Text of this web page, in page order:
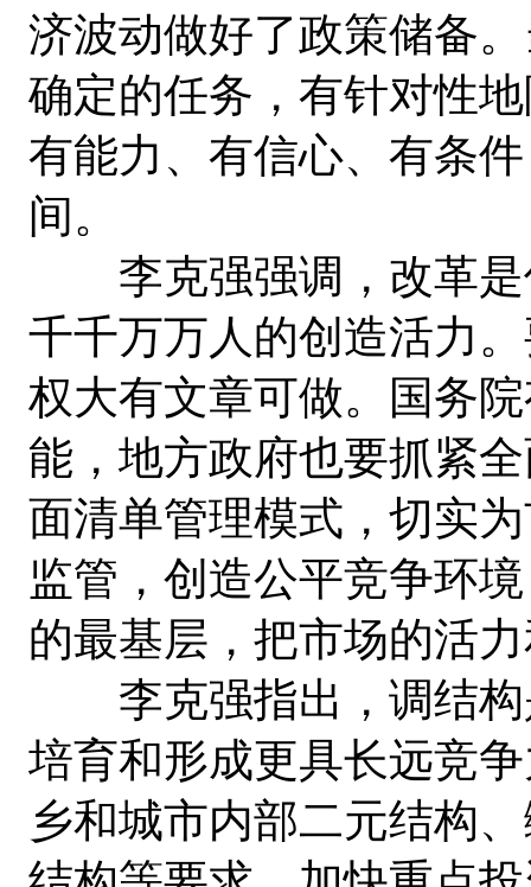
济波动做好了政策储备
确定的任务，有针对性
有能力、有信心、有条
间。
李克强强调，改革是
千千万万人的创造活力
权大有文章可做。国务
能，地方政府也要抓紧
面清单管理模式，切实
监管，创造公平竞争环
的最基层，把市场的活
李克强指出，调结构
培育和形成更具长远竞
乡和城市内部二元结构